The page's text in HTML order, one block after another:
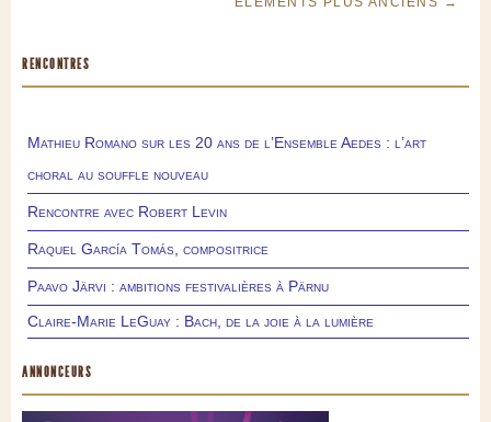
RENCONTRES
Mathieu Romano sur les 20 ans de l’Ensemble Aedes : l’art
choral au souffle nouveau
Rencontre avec Robert Levin
Raquel García Tomás, compositrice
Paavo Järvi : ambitions festivalières à Pärnu
Claire-Marie LeGuay : Bach, de la joie à la lumière
ANNONCEURS